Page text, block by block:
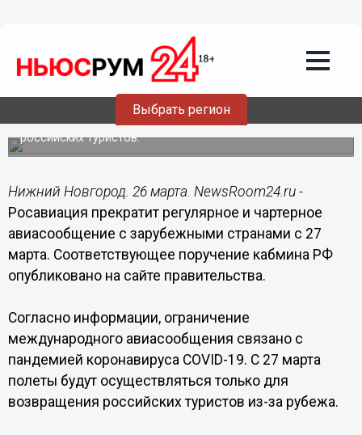
Выбрать регион
26.03.202011:39
Росавиация остановит международное
авиасообщение с 27 марта
Исключение составляют авиарейсы по эвакуации
российских туристов.
Нижний Новгород. 26 марта. NewsRoom24.ru -
Росавиация прекратит регулярное и чартерное
авиасообщение с зарубежными странами с 27
марта. Соответствующее поручение кабмина РФ
опубликовано на сайте правительства.
Согласно информации, ограничение
международного авиасообщения связано с
пандемией коронавируса COVID-19. С 27 марта
полеты будут осуществляться только для
возвращения российских туристов из-за рубежа.